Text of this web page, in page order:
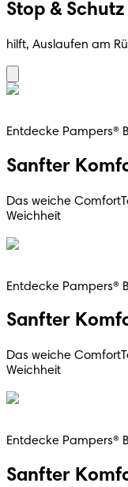
Stop &
hilft, Auslaufen am
Entdecke Pampers®
Sanfter
Das weiche
Weichheit
Entdecke Pampers®
Sanfter
Das weiche
Weichheit
Entdecke Pampers®
Sanfter